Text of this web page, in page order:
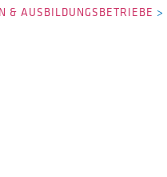
& AUSBILDUNGSBETRIEBE >